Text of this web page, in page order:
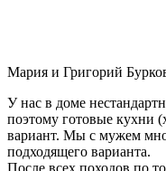
Мария и Григорий
У нас в доме
поэтому готовые кухни
вариант. Мы с мужем
подходящего варианта.
После всех походов по